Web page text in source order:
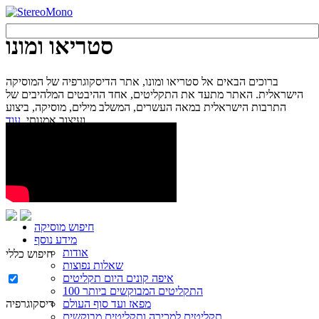
סטריאו ומונו
ברוכים הבאים אל סטריאו ומונו, אתר הדיסקוגרפיה של המוסיקה
הישראלית. האתר מתעד את התקליטים, אחד ההיבטים המלהיבים של
התרבות הישראלית במאה העשרים, המשלב מילים, מוסיקה, ביצוע
ועיצוב אמנותי.עוד...
חיפוש מוסיקה
מידע נוסף
אודות
שאלות נפוצות
איפה קונים היום תקליטים
100 התקליטים המבוקשים ביותר
מפאז ועד סוף העולם
תקליטים למכירה ותקליטים מבוקשים
חיפוש כללי
דיסקוגרפיה